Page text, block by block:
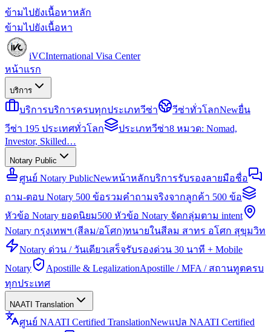
ข้ามไปยังเนื้อหาหลัก
ข้ามไปยังเนื้อหา
iVCInternational Visa Center
หน้าแรก
บริการ
บริการบริการครบทุกประเภทวีซ่า วีซ่าทั่วโลกNewยื่น
วีซ่า 195 ประเทศทั่วโลก
ประเภทวีซ่า8 หมวด: Nomad,
Investor, Skilled…
Notary Public
ศูนย์ Notary PublicNewหน้าหลักบริการรับรองลายมือชื่อ
ถาม-ตอบ Notary 500 ข้อรวมคำถามจริงจากลูกค้า 500 ข้อ
หัวข้อ Notary ยอดนิยม500 หัวข้อ Notary จัดกลุ่มตาม intent
Notary กรุงเทพฯ (สีลม/อโศก)ทนายในสีลม สาทร อโศก สุขุมวิท
Notary ด่วน / วันเดียวเสร็จรับรองด่วน 30 นาที + Mobile
Notary
Apostille & LegalizationApostille / MFA / สถานทูตครบ
ทุกประเทศ
NAATI Translation
ศูนย์ NAATI Certified TranslationNewแปล NAATI Certified